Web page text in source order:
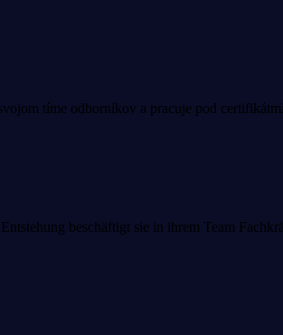
tíme odborníkov a pracuje pod
beschäftigt sie in ihrem Team